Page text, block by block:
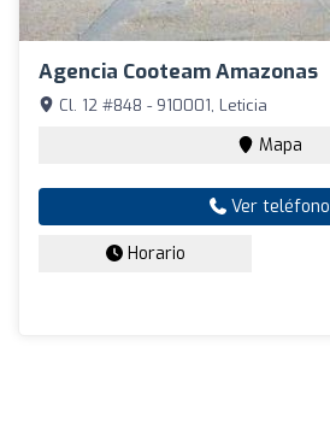
Agencia Cooteam Amazonas
Cl. 12 #848 - 910001, Leticia
Mapa
Ver teléfono
Horario